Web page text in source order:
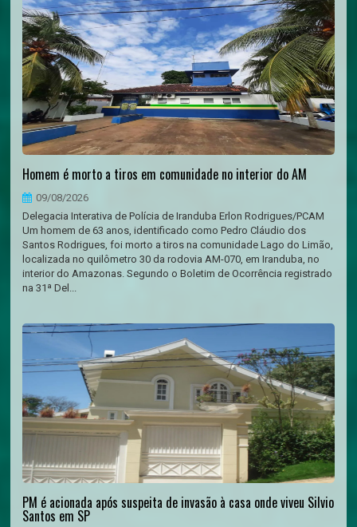
Homem é morto a tiros em comunidade no interior do AM
09/08/2026
Delegacia Interativa de Polícia de Iranduba Erlon Rodrigues/PCAM
Um homem de 63 anos, identificado como Pedro Cláudio dos
Santos Rodrigues, foi morto a tiros na comunidade Lago do Limão,
localizada no quilômetro 30 da rodovia AM-070, em Iranduba, no
interior do Amazonas. Segundo o Boletim de Ocorrência registrado
na 31ª Del...
PM é acionada após suspeita de invasão à casa onde viveu Silvio
Santos em SP